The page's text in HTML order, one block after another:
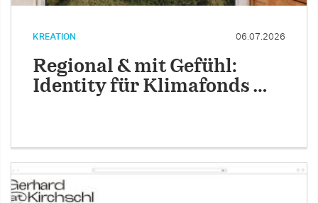
KREATION 06.07.2026
Regional & mit Gefühl:
Identity für Klimafonds …